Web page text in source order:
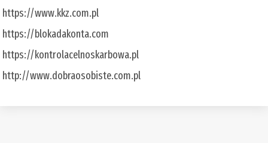
https://www.kkz.com.pl
https://blokadakonta.com
https://kontrolacelnoskarbowa.pl
http://www.dobraosobiste.com.pl